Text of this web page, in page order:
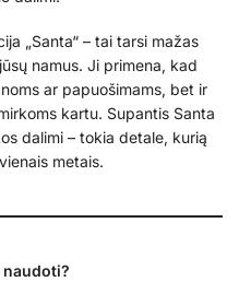
„Santa“ – tai tarsi mažas
namus. Ji primena, kad
ar papuošimams, bet ir
kartu. Supantis Santa
dalimi – tokia detale, kurią
metais.